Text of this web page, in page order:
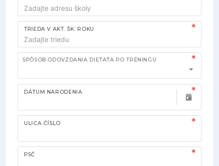
TRIEDA V AKT. ŠK. ROKU
SPÔSOB ODOVZDANIA DIEŤAŤA PO TRÉNINGU
DÁTUM NARODENIA
ULICA ČÍSLO
PSČ